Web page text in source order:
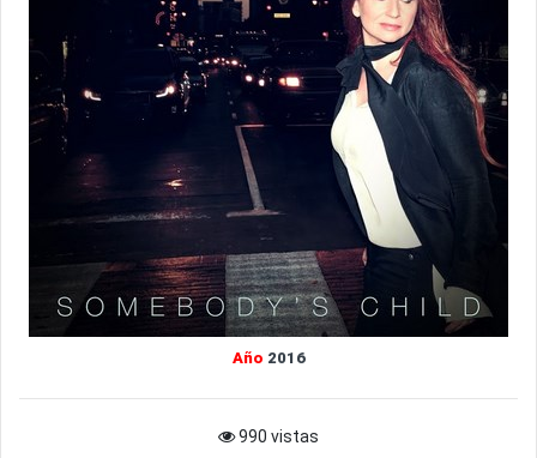
Año 2016
990 vistas